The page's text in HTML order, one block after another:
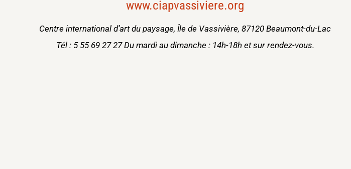
www.ciapvassiviere.org
Centre international d’art du paysage, Île de Vassivière, 87120 Beaumont-du-Lac
Tél : 5 55 69 27 27 Du mardi au dimanche : 14h-18h et sur rendez-vous.